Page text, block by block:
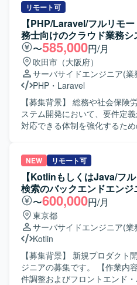
案が歓迎される環境のため、上
キルを磨きたい方にとって成
す。 【開発環境】 Java／SpringBootを中心としたWebAPI
サーバー開発環境で、テスト
のテストフレームワークを利
ーンアーキテクチャ、アジャ
を組み合わせた開発スタイルと
ApexやAura、もしくはJavaに
知見を生かし、画面機能を中
を担当していただきます。6月
となり、仕様を踏まえた実装
走して進めていただきます。 【求める人物像】 与えられた
タスクを独力でやり切る主体
す。周囲とコミュニケーショ
設計意図を踏まえて開発を進め
対しても学習意欲を持って取
しいです。 【ポジションの魅力】 大規模なメガバンク向け
システム開発に参画すること
が高いため、ユーザー体験を意
積むことができ、将来的なフ
もつながるポジションです。 【開発環境】 Salesforceを基
盤とした環境で、ApexやAura
リケーション開発を行います
アジャイル開発のプラクティ
しています。
リモート可
【PHP/Laravel/フルリモ
務士向けのクラウド業務
〜585,000円/月
吹田市（大阪府）
サーバサイドエンジニア(業
PHP ・ Laravel
【募集背景】 総務や社会保険
ステム開発において、要件定
対応できる体制を強化するための募集で
用保守まで一連の工程をご担
おけるスケジュール管理やメ
き、フレキシブルにSE、PG、
ます。チーム開発の一員とし
業務システムの品質向上に取り組
める人物像】 上流工程から運
的に関わっていただける方を
行状況を把握しながら、スケジ
を行える方や、チーム開発に
ケーションを取りながら業務
ポジションです。 【ポジションの魅力】 要件定義から運用
NEW リモート可
【KotlinもしくはJava/フ
検索のバックエンドエンジ
〜600,000円/月
東京都
サーバサイドエンジニア(業
Kotlin
【募集背景】 新規プロダクト
ジニアの募集です。 【作業内容】 顧客・デザイナーとの要
件調整およびフロントエンド